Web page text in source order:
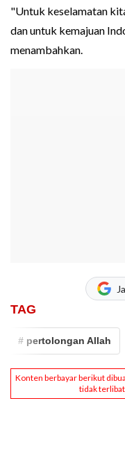
"Untuk keselamatan
dan untuk kemajuan
menambahkan.
TAG
# pertolongan Allah